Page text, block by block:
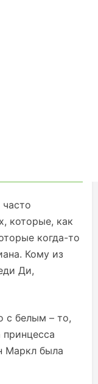
которые, как
когда-то
Кому из
Ди,
с белым – то,
Маркл была